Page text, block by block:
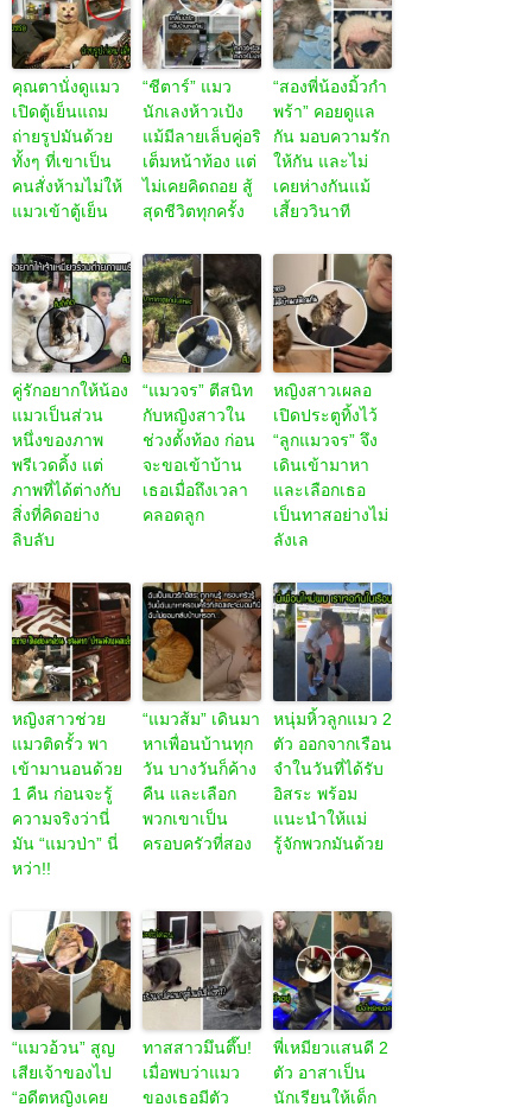
คุณตานั่งดูแมว
เปิดตู้เย็นแถม
ถ่ายรูปมันด้วย
ทั้งๆ ที่เขาเป็น
คนสั่งห้ามไม่ให้
แมวเข้าตู้เย็น
“ชีตาร์” แมว
นักเลงห้าวเป้ง
แม้มีลายเล็บคู่อริ
เต็มหน้าท้อง แต่
ไม่เคยคิดถอย สู้
สุดชีวิตทุกครั้ง
“สองพี่น้องมิ้วกำ
พร้า” คอยดูแล
กัน มอบความรัก
ให้กัน และไม่
เคยห่างกันแม้
เสี้ยววินาที
คู่รักอยากให้น้อง
แมวเป็นส่วน
หนึ่งของภาพ
พรีเวดดิ้ง แต่
ภาพที่ได้ต่างกับ
สิ่งที่คิดอย่าง
ลิบลับ
“แมวจร” ตีสนิท
กับหญิงสาวใน
ช่วงตั้งท้อง ก่อน
จะขอเข้าบ้าน
เธอเมื่อถึงเวลา
คลอดลูก
หญิงสาวเผลอ
เปิดประตูทิ้งไว้
“ลูกแมวจร” จึง
เดินเข้ามาหา
และเลือกเธอ
เป็นทาสอย่างไม่
ลังเล
หญิงสาวช่วย
แมวติดรั้ว พา
เข้ามานอนด้วย
1 คืน ก่อนจะรู้
ความจริงว่านี่
มัน “แมวป่า” นี่
หว่า!!
“แมวส้ม” เดินมา
หาเพื่อนบ้านทุก
วัน บางวันก็ค้าง
คืน และเลือก
พวกเขาเป็น
ครอบครัวที่สอง
หนุ่มหิ้วลูกแมว 2
ตัว ออกจากเรือน
จำในวันที่ได้รับ
อิสระ พร้อม
แนะนำให้แม่
รู้จักพวกมันด้วย
“แมวอ้วน” สูญ
เสียเจ้าของไป
“อดีตหญิงเคย
ทาสสาวมึนตึ๊บ!
เมื่อพบว่าแมว
ของเธอมีตัว
พี่เหมียวแสนดี 2
ตัว อาสาเป็น
นักเรียนให้เด็ก